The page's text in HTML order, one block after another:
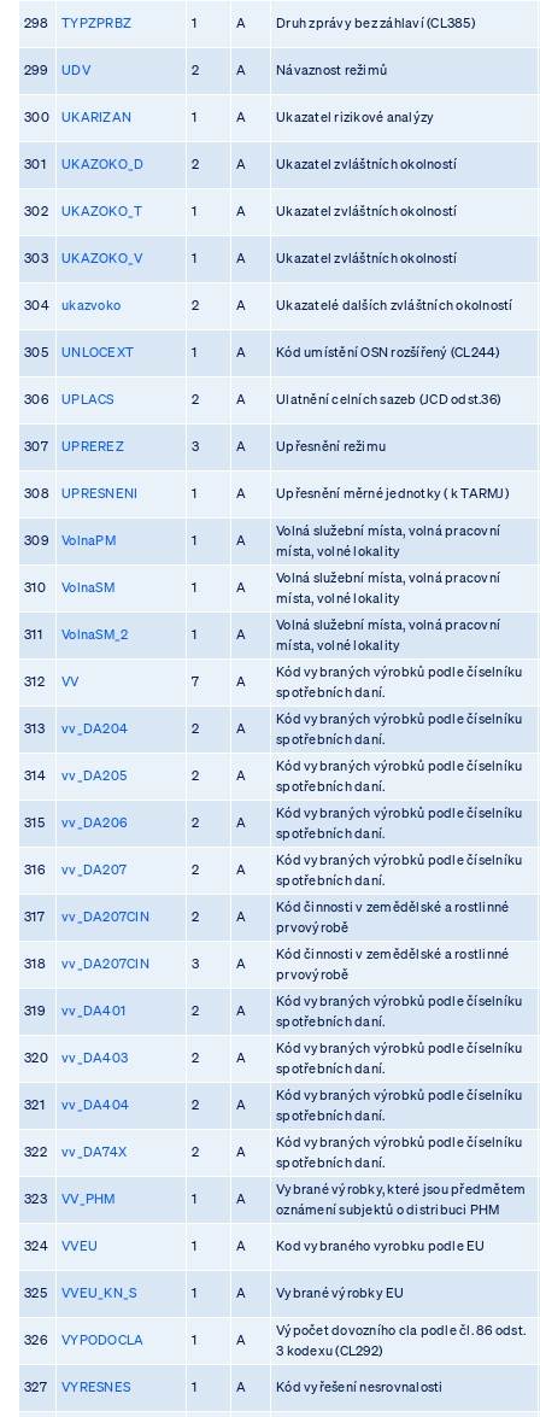
298 TYPZPRBZ 1 A Druh zprávy bez záhlaví (CL385)
299 UDV 2 A Návaznost režimů
300 UKARIZAN 1 A Ukazatel rizikové analýzy
301 UKAZOKO_D 2 A Ukazatel zvláštních okolností
302 UKAZOKO_T 1 A Ukazatel zvláštních okolností
303 UKAZOKO_V 1 A Ukazatel zvláštních okolností
304 ukazvoko 2 A Ukazatelé dalších zvláštních okolností
305 UNLOCEXT 1 A Kód umístění OSN rozšířený (CL244)
306 UPLACS 2 A Ulatnění celních sazeb (JCD odst.36)
307 UPREREZ 3 A Upřesnění režimu
308 UPRESNENI 1 A Upřesnění měrné jednotky ( k TARMJ)
309 VolnaPM 1 A
Volná služební místa, volná pracovní
místa, volné lokality
310 VolnaSM 1 A
Volná služební místa, volná pracovní
místa, volné lokality
311 VolnaSM_2 1 A
Volná služební místa, volná pracovní
místa, volné lokality
312 VV 7 A
Kód vybraných výrobků podle číselníku
spotřebních daní.
313 vv_DA204 2 A
Kód vybraných výrobků podle číselníku
spotřebních daní.
314 vv_DA205 2 A
Kód vybraných výrobků podle číselníku
spotřebních daní.
315 vv_DA206 2 A
Kód vybraných výrobků podle číselníku
spotřebních daní.
316 vv_DA207 2 A
Kód vybraných výrobků podle číselníku
spotřebních daní.
317 vv_DA207CIN 2 A
Kód činnosti v zemědělské a rostlinné
prvovýrobě
318 vv_DA207CIN 3 A
Kód činnosti v zemědělské a rostlinné
prvovýrobě
319 vv_DA401 2 A
Kód vybraných výrobků podle číselníku
spotřebních daní.
320 vv_DA403 2 A
Kód vybraných výrobků podle číselníku
spotřebních daní.
321 vv_DA404 2 A
Kód vybraných výrobků podle číselníku
spotřebních daní.
322 vv_DA74X 2 A
Kód vybraných výrobků podle číselníku
spotřebních daní.
323 VV_PHM 1 A
Vybrané výrobky, které jsou předmětem
oznámení subjektů o distribuci PHM
324 VVEU 1 A Kod vybraného vyrobku podle EU
325 VVEU_KN_S 1 A Vybrané výrobky EU
326 VYPODOCLA 1 A
Výpočet dovozního cla podle čl. 86 odst.
3 kodexu (CL292)
327 VYRESNES 1 A Kód vyřešení nesrovnalosti